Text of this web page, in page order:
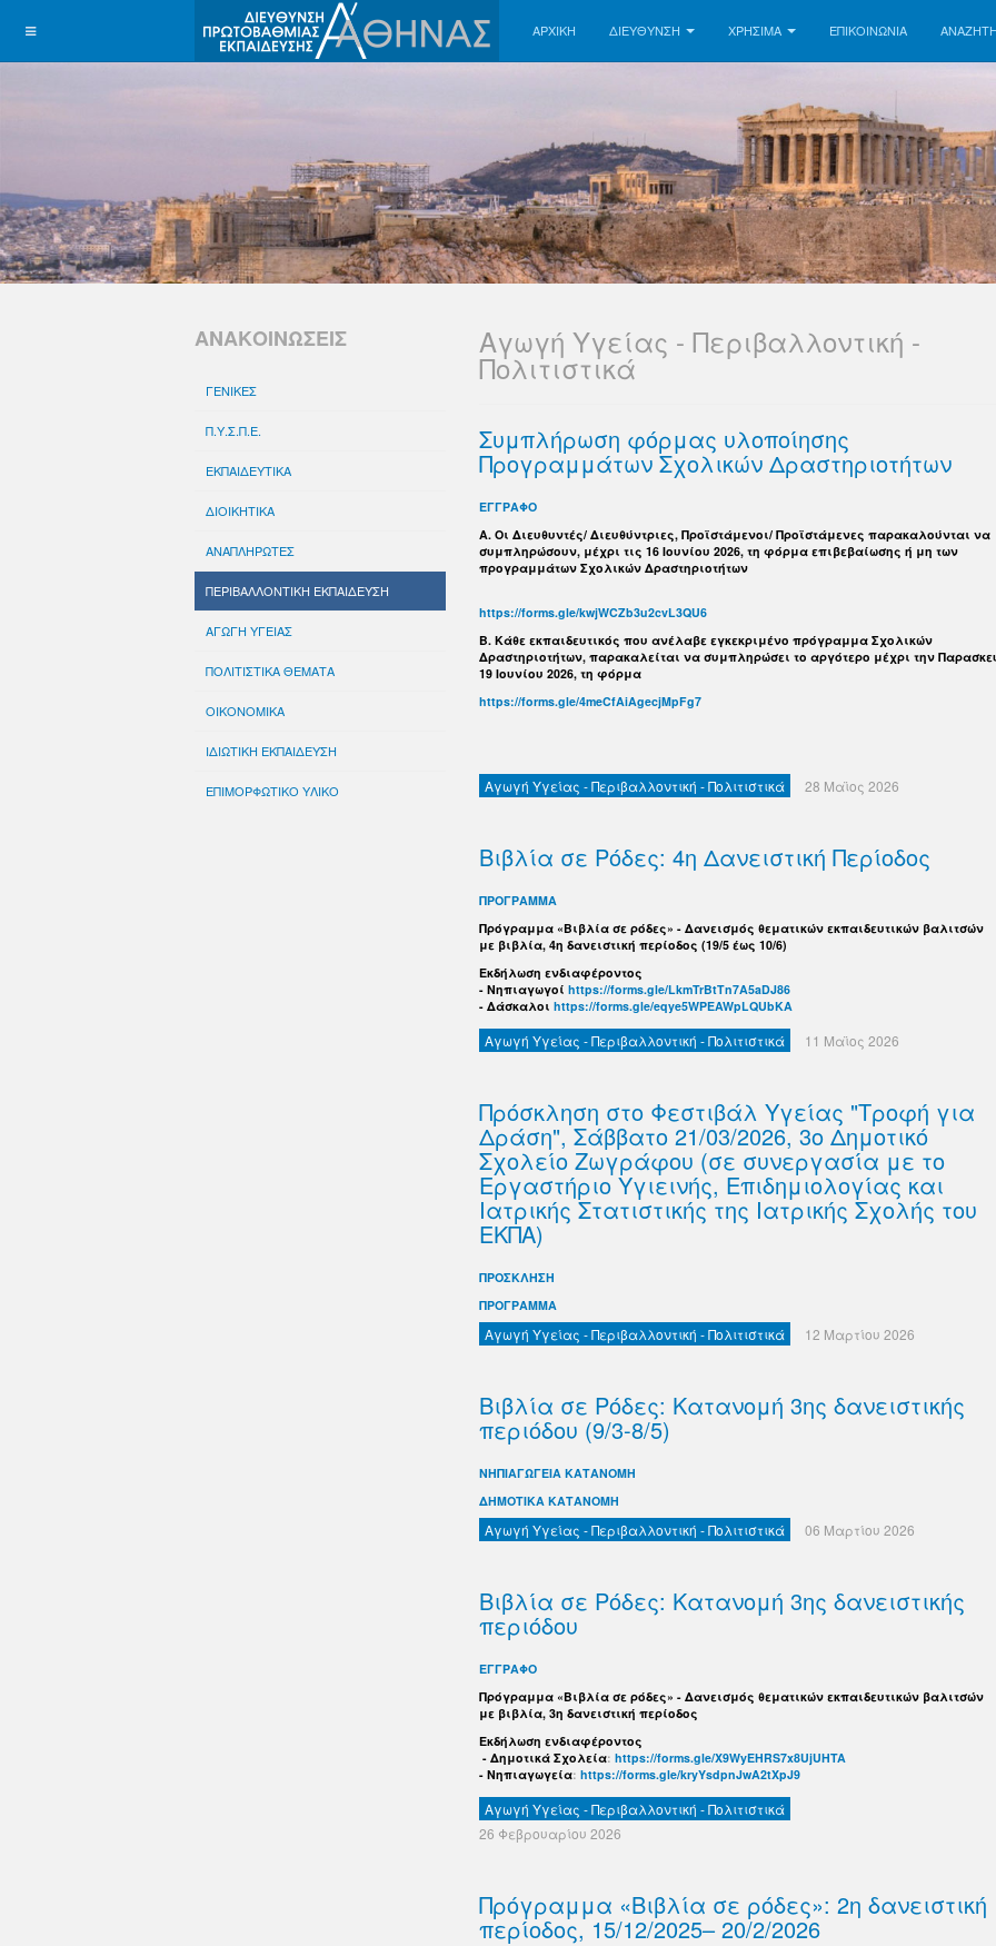
ΑΡΧΙΚΗ ΔΙΕΥΘΥΝΣΗ ΧΡΗΣΙΜΑ ΕΠΙΚΟΙΝΩΝΊΑ
Αγωγή Υγείας - Περιβαλλοντική -
Πολιτιστικά
Συμπλήρωση φόρμας υλοποίησης
Προγραμμάτων Σχολικών Δραστηριοτήτων
ΕΓΓΡΑΦΟ
Α. Οι Διευθυντές/ Διευθύντριες, Προϊστάμενοι/ Προϊστάμενες παρακαλούνται να
συμπληρώσουν, μέχρι τις 16 Ιουνίου 2026, τη φόρμα επιβεβαίωσης ή μη των
προγραμμάτων Σχολικών Δραστηριοτήτων
https://forms.gle/kwjWCZb3u2cvL3QU6
B. Κάθε εκπαιδευτικός που ανέλαβε εγκεκριμένο πρόγραμμα Σχολικών
Δραστηριοτήτων, παρακαλείται να συμπληρώσει το αργότερο μέχρι την
19 Ιουνίου 2026, τη φόρμα
https://forms.gle/4meCfAiAgecjMpFg7
Αγωγή Υγείας - Περιβαλλοντική - Πολιτιστικά 28 Μαϊος 2026
Βιβλία σε Ρόδες: 4η Δανειστική Περίοδος
ΠΡΟΓΡΑΜΜΑ
Πρόγραμμα «Βιβλία σε ρόδες» - Δανεισμός θεματικών εκπαιδευτικών βαλιτσών
με βιβλία, 4η δανειστική περίοδος (19/5 έως 10/6)
Εκδήλωση ενδιαφέροντος
- Νηπιαγωγοί https://forms.gle/LkmTrBtTn7A5aDJ86
- Δάσκαλοι https://forms.gle/eqye5WPEAWpLQUbKA
Αγωγή Υγείας - Περιβαλλοντική - Πολιτιστικά 11 Μαϊος 2026
Πρόσκληση στο Φεστιβάλ Υγείας "Τροφή για
Δράση", Σάββατο 21/03/2026, 3ο Δημοτικό
Σχολείο Ζωγράφου (σε συνεργασία με το
Εργαστήριο Υγιεινής, Επιδημιολογίας και
Ιατρικής Στατιστικής της Ιατρικής Σχολής του
ΕΚΠΑ)
ΠΡΟΣΚΛΗΣΗ
ΠΡΟΓΡΑΜΜΑ
Αγωγή Υγείας - Περιβαλλοντική - Πολιτιστικά 12 Μαρτίου 2026
Βιβλία σε Ρόδες: Κατανομή 3ης δανειστικής
περιόδου (9/3-8/5)
ΝΗΠΙΑΓΩΓΕΙΑ ΚΑΤΑΝΟΜΗ
ΔΗΜΟΤΙΚΑ ΚΑΤΑΝΟΜΗ
Αγωγή Υγείας - Περιβαλλοντική - Πολιτιστικά 06 Μαρτίου 2026
Βιβλία σε Ρόδες: Κατανομή 3ης δανειστικής
περιόδου
ΕΓΓΡΑΦΟ
Πρόγραμμα «Βιβλία σε ρόδες» - Δανεισμός θεματικών εκπαιδευτικών βαλιτσών
με βιβλία, 3η δανειστική περίοδος
Εκδήλωση ενδιαφέροντος
- Δημοτικά Σχολεία: https://forms.gle/X9WyEHRS7x8UjUHTA
- Νηπιαγωγεία: https://forms.gle/kryYsdpnJwA2tXpJ9
Αγωγή Υγείας - Περιβαλλοντική - Πολιτιστικά
26 Φεβρουαρίου 2026
Πρόγραμμα «Βιβλία σε ρόδες»: 2η δανειστική
περίοδος, 15/12/2025– 20/2/2026
ΑΝΑΚΟΙΝΩΣΕΙΣ
ΓΕΝΙΚΕΣ
Π.Υ.Σ.Π.Ε.
ΕΚΠΑΙΔΕΥΤΙΚΑ
ΔΙΟΙΚΗΤΙΚΑ
ΑΝΑΠΛΗΡΩΤΕΣ
ΠΕΡΙΒΑΛΛΟΝΤΙΚΗ ΕΚΠΑΙΔΕΥΣΗ
ΑΓΩΓΗ ΥΓΕΙΑΣ
ΠΟΛΙΤΙΣΤΙΚΑ ΘΕΜΑΤΑ
ΟΙΚΟΝΟΜΙΚΑ
ΙΔΙΩΤΙΚΗ ΕΚΠΑΙΔΕΥΣΗ
ΕΠΙΜΟΡΦΩΤΙΚΟ ΥΛΙΚΟ